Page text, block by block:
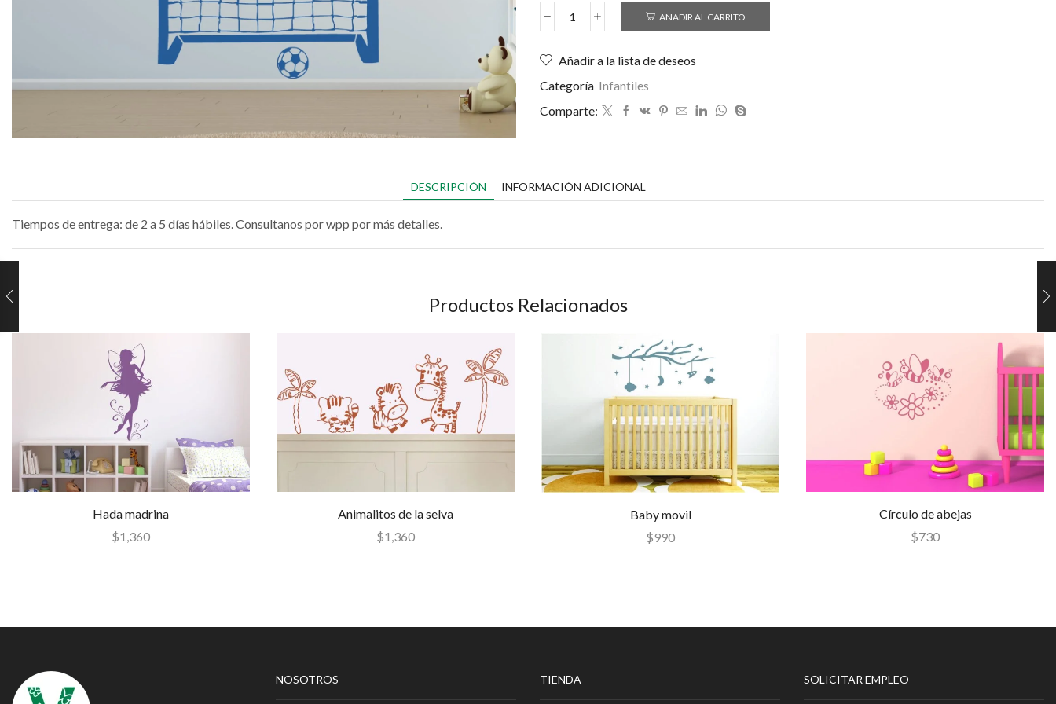
AÑADIR AL CARRITO
Añadir a la lista de deseos
Categoría Infantiles
Comparte:
DESCRIPCIÓN INFORMACIÓN ADICIONAL
Tiempos de entrega: de 2 a 5 días hábiles. Consultanos por wpp por más detalles.
Productos Relacionados
Hada madrina
$1,360
Animalitos de la selva
$1,360
Baby movil
$990
Círculo de abejas
$730
NOSOTROS TIENDA SOLICITAR EMPLEO